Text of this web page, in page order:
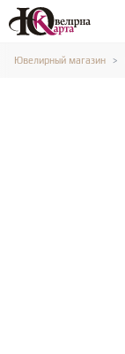
Ювелирный магазин